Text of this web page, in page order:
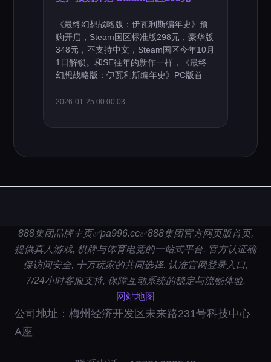
《最终幻想战略版：伊瓦利斯编年史》预
购开启，Steam国区标准版298元，豪华版
348元，不支持中文，Steam国区今年10月
1日解锁。和SE往年的新作一样，《最终
幻想战略版：伊瓦利斯编年史》PC版首
2026-01-25 00:00:03
888集团品牌主页✅pa996.cc✅888集团官方网页版首页,
提供真人游戏, 棋牌与体育电竞的一站式平台. 官方认证确
保访问安全, 十万玩家的共同选择. 认准官网登录入口,
7/24小时客服支持, 保障互动系统的稳定与流畅体验.
网站地图
公司地址：梅州经济开发区未来路231号科技中心
A座